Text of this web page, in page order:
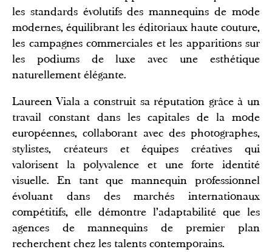
les standards évolutifs des mannequins de mode
modernes, équilibrant les éditoriaux haute couture,
les campagnes commerciales et les apparitions sur
les podiums de luxe avec une esthétique
naturellement élégante.
Laureen Viala a construit sa réputation grâce à un
travail constant dans les capitales de la mode
européennes, collaborant avec des photographes,
stylistes, créateurs et équipes créatives qui
valorisent la polyvalence et une forte identité
visuelle. En tant que mannequin professionnel
évoluant dans des marchés internationaux
compétitifs, elle démontre l'adaptabilité que les
agences de mannequins de premier plan
recherchent chez les talents contemporains.